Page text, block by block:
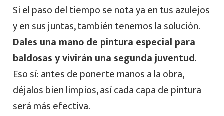
Si el paso del tiempo se nota ya en tus azulejos
y en sus juntas, también tenemos la solución.
Dales una mano de pintura especial para
baldosas y vivirán una segunda juventud.
Eso sí: antes de ponerte manos a la obra,
déjalos bien limpios, así cada capa de pintura
será más efectiva.